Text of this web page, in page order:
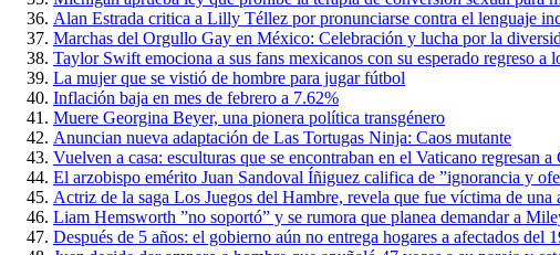
Alan Estrada critica a Lilly Téllez por pronunciarse contra el lenguaje
Marchas del Orgullo Gay en México: Celebración y lucha por la
Taylor Swift emociona a sus fans mexicanos con su esperado regreso a
La mujer que se vistió de hombre para jugar fútbol
Inflación baja en mes de febrero a 7.62%
Muere Georgina Beyer, una pionera política transgénero
Anuncian nueva adaptación de Las Tortugas Ninja: Caos mutante
Vuelven a casa: esculturas que se encontraban en el Vaticano regresan a
El arzobispo emérito Juan Sandoval Íñiguez califica de ”ignorancia y
Actriz de la saga Los Juegos del Hambre, revela que fue víctima de una
Liam Hemsworth ”no soportó” y se rumora que planea demandar a
Después de 5 años: el gobierno aún no entrega hogares a afectados del